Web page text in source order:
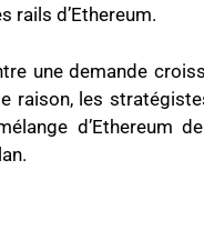
rails d’Ethereum.
une demande
raison, les
d’Ethereum